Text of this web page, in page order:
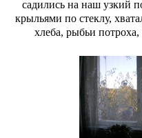
садились на наш узкий
крыльями по стеклу,
хлеба, рыбьи